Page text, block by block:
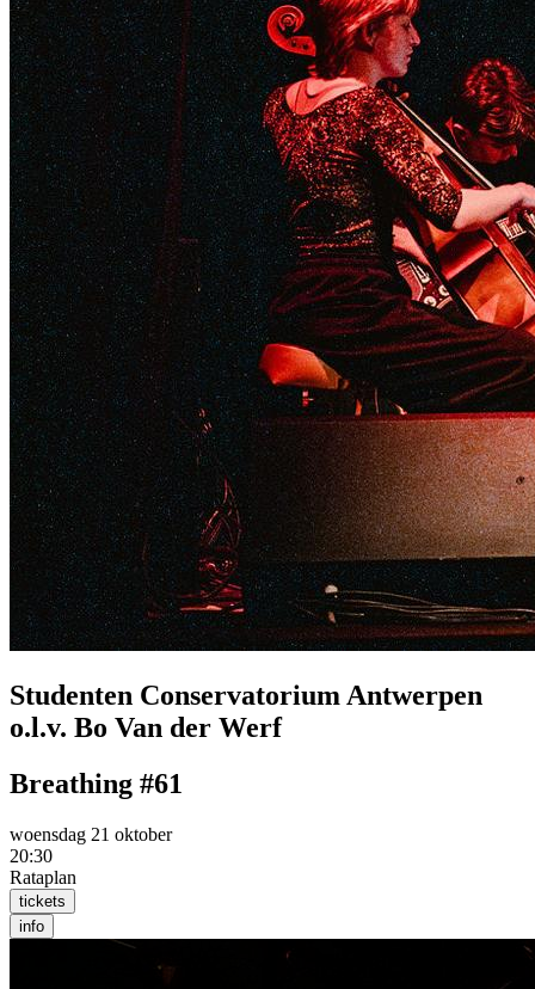
Studenten Conservatorium Antwerpen
o.l.v. Bo Van der Werf
Breathing #61
woensdag 21 oktober
20:30
Rataplan
tickets
info